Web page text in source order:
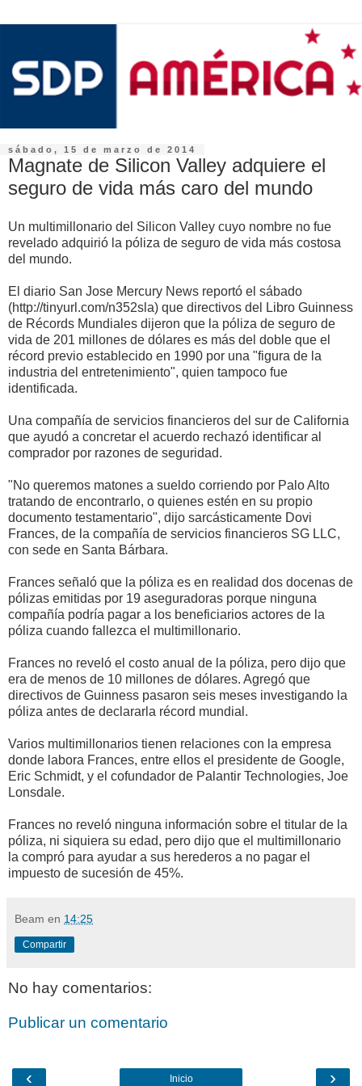
sábado, 15 de marzo de 2014
Magnate de Silicon Valley adquiere el
seguro de vida más caro del mundo
Un multimillonario del Silicon Valley cuyo nombre no fue
revelado adquirió la póliza de seguro de vida más costosa
del mundo.
El diario San Jose Mercury News reportó el sábado
(http://tinyurl.com/n352sla) que directivos del Libro Guinness
de Récords Mundiales dijeron que la póliza de seguro de
vida de 201 millones de dólares es más del doble que el
récord previo establecido en 1990 por una "figura de la
industria del entretenimiento", quien tampoco fue
identificada.
Una compañía de servicios financieros del sur de California
que ayudó a concretar el acuerdo rechazó identificar al
comprador por razones de seguridad.
"No queremos matones a sueldo corriendo por Palo Alto
tratando de encontrarlo, o quienes estén en su propio
documento testamentario", dijo sarcásticamente Dovi
Frances, de la compañía de servicios financieros SG LLC,
con sede en Santa Bárbara.
Frances señaló que la póliza es en realidad dos docenas de
pólizas emitidas por 19 aseguradoras porque ninguna
compañía podría pagar a los beneficiarios actores de la
póliza cuando fallezca el multimillonario.
Frances no reveló el costo anual de la póliza, pero dijo que
era de menos de 10 millones de dólares. Agregó que
directivos de Guinness pasaron seis meses investigando la
póliza antes de declararla récord mundial.
Varios multimillonarios tienen relaciones con la empresa
donde labora Frances, entre ellos el presidente de Google,
Eric Schmidt, y el cofundador de Palantir Technologies, Joe
Lonsdale.
Frances no reveló ninguna información sobre el titular de la
póliza, ni siquiera su edad, pero dijo que el multimillonario
la compró para ayudar a sus herederos a no pagar el
impuesto de sucesión de 45%.
Beam en 14:25
Compartir
No hay comentarios:
Publicar un comentario
‹ ›
Inicio